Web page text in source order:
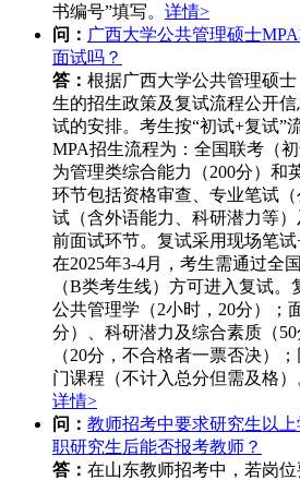
书编号”填写。 详情>
问： 广西大学公共管理硕士
面试吗？
答： 根据广西大学公共管理硕
生的招生政策及复试流程公开
试的安排。考生按“初试+复试”
MPA招生流程为：全国联考（
为管理类综合能力（200分）和
环节包括资格审查、专业笔试
试（含外语能力、科研潜力等
前面试环节。复试采用现场笔
在2025年3-4月，考生需通过全
（B类考生线）方可进入复试。
公共管理学（2小时，20分）；
分）、科研潜力及综合素质（
（20分，不合格者一票否决）
门课程（不计入总分但需及格）
详情>
问： 教师招考中要求研究生以
职研究生后能否报考教师？
答： 在山东教师招考中，若岗